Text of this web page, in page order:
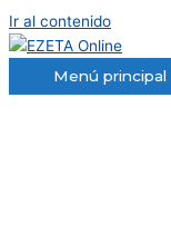
Ir al contenido
Menú principal